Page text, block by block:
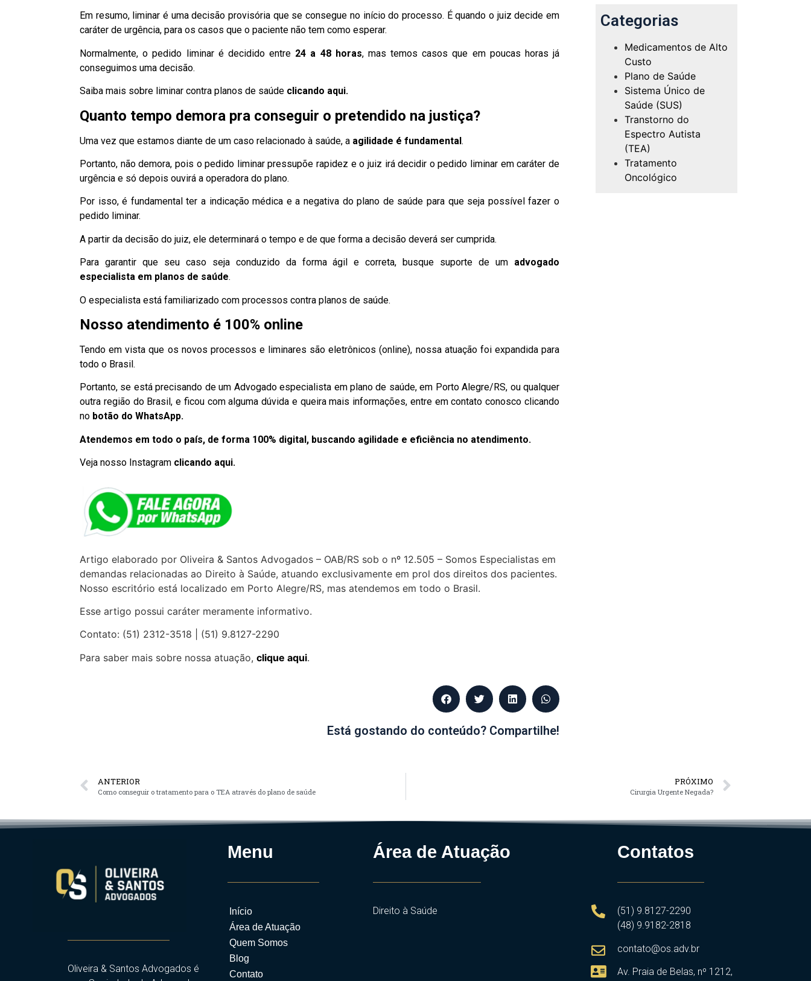
Em resumo, liminar é uma decisão provisória que se consegue no início do processo. É quando o juiz decide em
caráter de urgência, para os casos que o paciente não tem como esperar.
Normalmente, o pedido liminar é decidido entre 24 a 48 horas, mas temos casos que em poucas horas já
conseguimos uma decisão.
Saiba mais sobre liminar contra planos de saúde clicando aqui.
Quanto tempo demora pra conseguir o pretendido na justiça?
Uma vez que estamos diante de um caso relacionado à saúde, a agilidade é fundamental.
Portanto, não demora, pois o pedido liminar pressupõe rapidez e o juiz irá decidir o pedido liminar em caráter de
urgência e só depois ouvirá a operadora do plano.
Por isso, é fundamental ter a indicação médica e a negativa do plano de saúde para que seja possível fazer o
pedido liminar.
A partir da decisão do juiz, ele determinará o tempo e de que forma a decisão deverá ser cumprida.
Para garantir que seu caso seja conduzido da forma ágil e correta, busque suporte de um advogado
especialista em planos de saúde.
O especialista está familiarizado com processos contra planos de saúde.
Nosso atendimento é 100% online
Tendo em vista que os novos processos e liminares são eletrônicos (online), nossa atuação foi expandida para
todo o Brasil.
Portanto, se está precisando de um Advogado especialista em plano de saúde, em Porto Alegre/RS, ou qualquer
outra região do Brasil, e ficou com alguma dúvida e queira mais informações, entre em contato conosco clicando
no botão do WhatsApp.
Atendemos em todo o país, de forma 100% digital, buscando agilidade e eficiência no atendimento.
Veja nosso Instagram clicando aqui.
Artigo elaborado por Oliveira & Santos Advogados – OAB/RS sob o nº 12.505 – Somos Especialistas em
demandas relacionadas ao Direito à Saúde, atuando exclusivamente em prol dos direitos dos pacientes.
Nosso escritório está localizado em Porto Alegre/RS, mas atendemos em todo o Brasil.
Esse artigo possui caráter meramente informativo.
Contato: (51) 2312-3518 | (51) 9.8127-2290
Para saber mais sobre nossa atuação, clique aqui.
Está gostando do conteúdo? Compartilhe!
Categorias
Medicamentos de Alto
Custo
Plano de Saúde
Sistema Único de
Saúde (SUS)
Transtorno do
Espectro Autista
(TEA)
Tratamento
Oncológico
ANTERIOR
Como conseguir o tratamento para o TEA através do plano de saúde
PRÓXIMO
Cirurgia Urgente Negada?
Oliveira & Santos Advogados é
Menu
Início
Área de Atuação
Quem Somos
Blog
Contato
Área de Atuação
Direito à Saúde
Contatos
(51) 9.8127-2290
(48) 9.9182-2818
contato@os.adv.br
Av. Praia de Belas, nº 1212,